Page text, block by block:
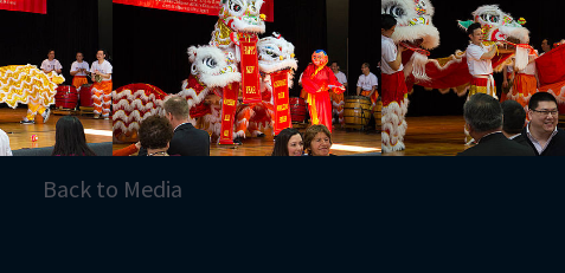
Back to Media